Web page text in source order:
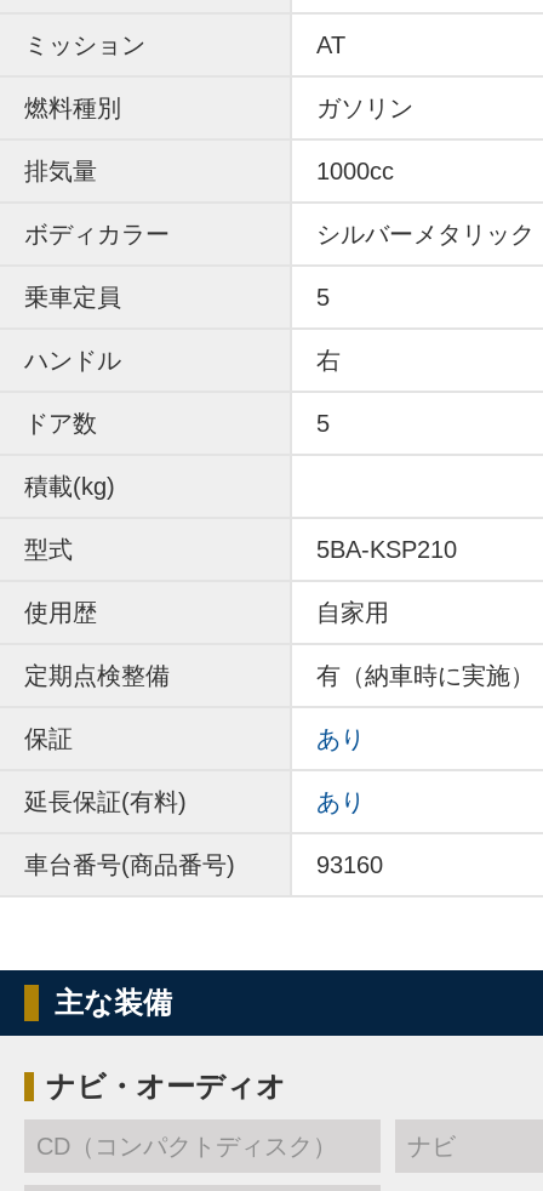
ミッション AT
燃料種別 ガソリン
排気量 1000cc
ボディカラー シルバーメタリック
乗車定員 5
ハンドル 右
ドア数 5
積載(kg)
型式 5BA-KSP210
使用歴 自家用
定期点検整備 有（納車時に実施）
保証 あり
延長保証(有料) あり
車台番号(商品番号) 93160
主な装備
ナビ・オーディオ
CD（コンパクトディスク） ナビ